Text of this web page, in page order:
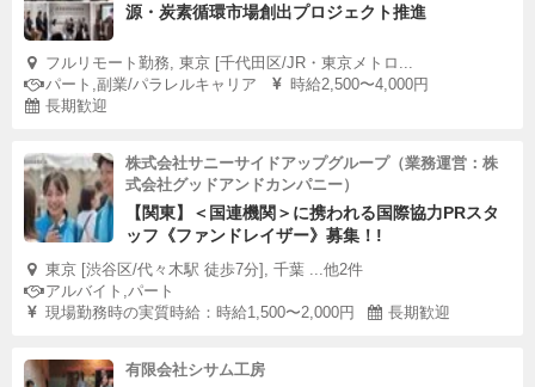
源・炭素循環市場創出プロジェクト推進
フルリモート勤務, 東京 [千代田区/JR・東京メトロ...
パート,副業/パラレルキャリア
時給2,500〜4,000円
長期歓迎
株式会社サニーサイドアップグループ（業務運営：株
式会社グッドアンドカンパニー）
【関東】＜国連機関＞に携われる国際協力PRスタ
ッフ《ファンドレイザー》募集！!
東京 [渋谷区/代々木駅 徒歩7分], 千葉 ...他2件
アルバイト,パート
現場勤務時の実質時給：時給1,500〜2,000円
長期歓迎
有限会社シサム工房